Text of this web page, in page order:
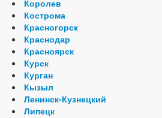
Королев
Кострома
Красногорск
Краснодар
Красноярск
Курск
Курган
Кызыл
Ленинск-Кузнецкий
Липецк